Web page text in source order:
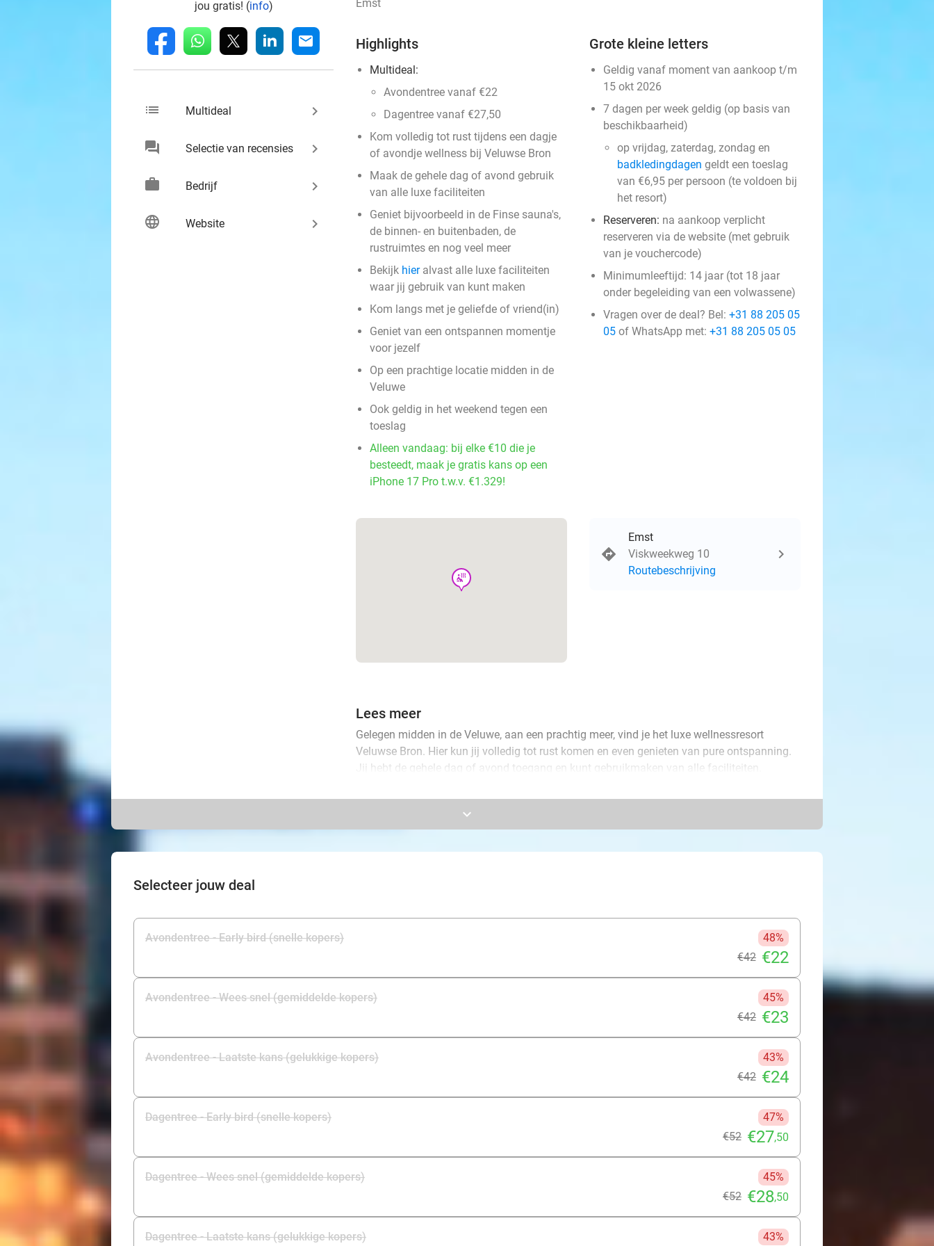
jou gratis! (info)
fb whatsapp linkedin mail
list Multideal keyboard_arrow_right
chat Selectie van recensies keyboard_arrow_right
work Bedrijf keyboard_arrow_right
language Website keyboard_arrow_right
Emst
Highlights
Multideal:
Avondentree vanaf €22
Dagentree vanaf €27,50
Kom volledig tot rust tijdens een dagje
of avondje wellness bij Veluwse Bron
Maak de gehele dag of avond gebruik
van alle luxe faciliteiten
Geniet bijvoorbeeld in de Finse sauna's,
de binnen- en buitenbaden, de
rustruimtes en nog veel meer
Bekijk hieralvast alle luxe faciliteiten
waar jij gebruik van kunt maken
Kom langs met je geliefde of vriend(in)
Geniet van een ontspannen momentje
voor jezelf
Op een prachtige locatie midden in de
Veluwe
Ook geldig in het weekend tegen een
toeslag
Alleen vandaag: bij elke €10 die je
besteedt, maak je gratis kans op een
iPhone 17 Pro t.w.v. €1.329!
Grote kleine letters
Geldig vanaf moment van aankoop t/m
15 okt 2026
7 dagen per week geldig (op basis van
beschikbaarheid)
op vrijdag, zaterdag, zondag en
badkledingdagen geldt een toeslag
van €6,95 per persoon (te voldoen bij
het resort)
Reserveren: ​na aankoop verplicht
reserveren via de website (met gebruik
van je vouchercode)
Minimumleeftijd: 14 jaar (tot 18 jaar
onder begeleiding van een volwassene)
Vragen over de deal? Bel: +31 88 205 05
05 of WhatsApp met: +31 88 205 05 05
wellness
Emst
Viskweekweg 10
Routebeschrijving
Lees meer
Gelegen midden in de Veluwe, aan een prachtig meer, vind je het luxe wellnessresort
Veluwse Bron. Hier kun jij volledig tot rust komen en even genieten van pure ontspanning.
Jij hebt de gehele dag of avond toegang en kunt gebruikmaken van alle faciliteiten.
Ontspan bijvoorbeeld in het kruidenbad, de lavendelsauna, de Finse sauna's, in een van de
vele binnen- en buitenbaden, de mooie rustruimtes en nog veel meer. Ideaal om even
opgeladen!
keyboard_arrow_down
Selecteer jouw deal
Avondentree - Early bird (snelle kopers)
48%
€42 €22
Avondentree - Wees snel (gemiddelde kopers)
45%
€42 €23
Avondentree - Laatste kans (gelukkige kopers)
43%
€42 €24
Dagentree - Early bird (snelle kopers)
47%
€52 €27,50
Dagentree - Wees snel (gemiddelde kopers)
45%
€52 €28,50
Dagentree - Laatste kans (gelukkige kopers)
43%